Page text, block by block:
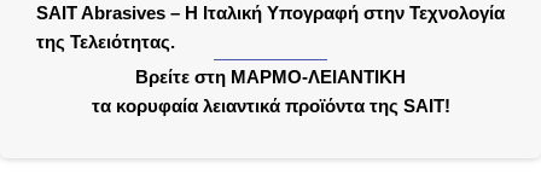
SAIT Abrasives – Η Ιταλική Υπογραφή στην Τεχνολογία
της Τελειότητας.
Βρείτε στη ΜΑΡΜΟ-ΛΕΙΑΝΤΙΚΗ
τα κορυφαία λειαντικά προϊόντα της SAIT!